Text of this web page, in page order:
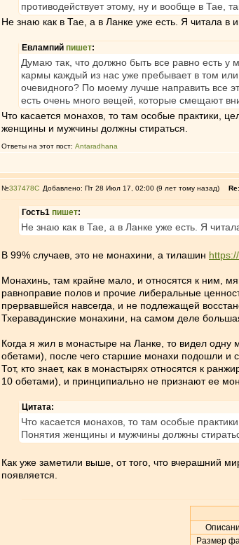
противодействует этому, ну и вообще в Тае,
Не знаю как в Тае, а в Ланке уже есть. Я читала в
Евлампий пишет:
Думаю так, что должно быть все равно есть у
кармы каждый из нас уже пребывает в том
очевидного? По моему лучше направить все
есть очень много вещей, которые смещают
Что касается монахов, то там особые практики,
женщины и мужчины должны стираться.
Ответы на этот пост: Antaradhana
№337478 Добавлено: Пт 28 Июл 17, 02:00 (9 лет тому назад)
Гость1 пишет:
Не знаю как в Тае, а в Ланке уже есть. Я
В 99% случаев, это не монахини, а тилашин
Монахинь, там крайне мало, и относятся к ним,
равноправие полов и прочие либеральные
прервавшейся навсегда, и не подлежащей
Тхеравадинские монахини, на самом деле
Когда я жил в монастыре на Ланке, то видел
обетами), после чего старшие монахи подошли и
Тот, кто знает, как в монастырях относятся к
10 обетами), и принципиально не признают ее
Цитата:
Что касается монахов, то там особые
Понятия женщины и мужчины должны
Как уже заметили выше, от того, что вчерашний
появляется.
Размер